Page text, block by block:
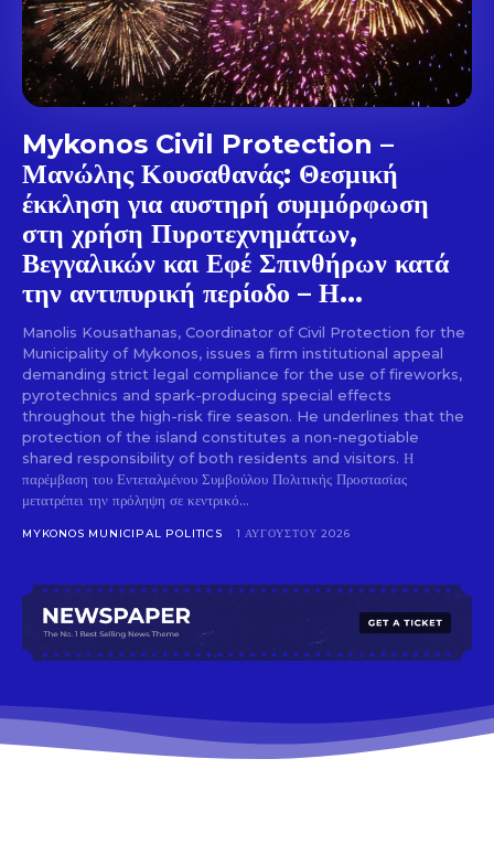
SUBSCRIBE
Mykonos Civil Protection –
Μανώλης Κουσαθανάς: Θεσμική
έκκληση για αυστηρή συμμόρφωση
στη χρήση Πυροτεχνημάτων,
Βεγγαλικών και Εφέ Σπινθήρων κατά
την αντιπυρική περίοδο – Η...
Manolis Kousathanas, Coordinator of Civil Protection for the
Municipality of Mykonos, issues a firm institutional appeal
demanding strict legal compliance for the use of fireworks,
pyrotechnics and spark-producing special effects
throughout the high-risk fire season. He underlines that the
protection of the island constitutes a non-negotiable
shared responsibility of both residents and visitors. Η
παρέμβαση του Εντεταλμένου Συμβούλου Πολιτικής Προστασίας
μετατρέπει την πρόληψη σε κεντρικό...
MYKONOS MUNICIPAL POLITICS 1 ΑΥΓΟΎΣΤΟΥ 2026